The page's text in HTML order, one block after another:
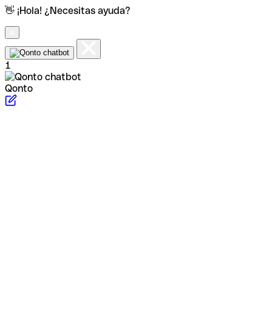
👋 ¡Hola! ¿Necesitas ayuda?
1
Qonto